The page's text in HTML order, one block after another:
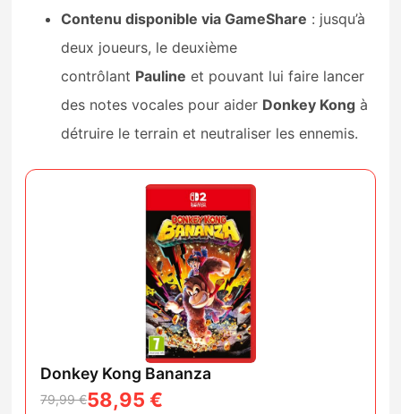
Contenu disponible via GameShare : jusqu’à
deux joueurs, le deuxième
contrôlant Pauline et pouvant lui faire lancer
des notes vocales pour aider Donkey Kong à
détruire le terrain et neutraliser les ennemis.
Donkey Kong Bananza
79,99 €58,95 €